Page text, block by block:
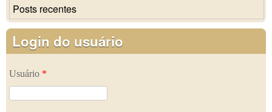
Posts recentes
Login do usuário
Usuário *